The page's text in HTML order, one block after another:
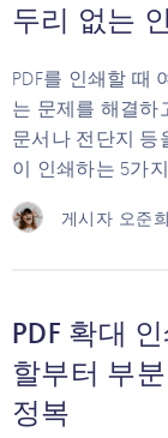
두리 없는
PDF를 인쇄할 때
는 문제를 해결하
문서나 전단지 등
이 인쇄하는 5가
게시자 오준희
PDF 확대
할부터 부
정복